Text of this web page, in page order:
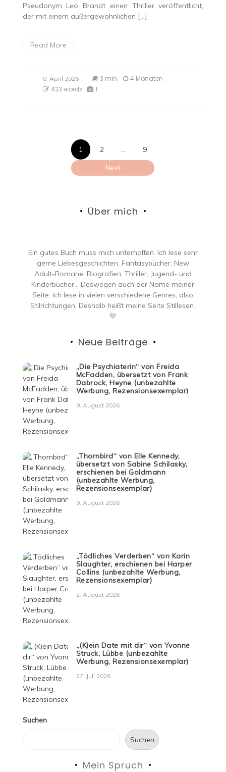
Pseudonym Leo Brandt einen Thriller veröffentlicht,
der mit einem außergewöhnlichen […]
Read More
8. April 2026 3 min
4 Monaten
423 words
1
der
1 2 …
9
Next
Über mich
Ein gutes Buch muss mich unterhalten. Ich lese sehr
gerne Liebesgeschichten, Fantasybücher, New
Adult-Romane, Biografien, Thriller, Jugend- und
Kinderbücher… Deswegen auch der Name meiner
Seite: ich lese in vielen verschiedene Genres, also
Stilrichtungen. Deshalb heißt meine Seite Stillesen.
💛
Neue Beiträge
„Die Psychiaterin“ von Freida
McFadden, übersetzt von Frank
Dabrock, Heyne (unbezahlte
Werbung, Rezensionsexemplar)
9. August 2026
„Thornbird“ von Elle Kennedy,
übersetzt von Sabine Schilasky,
erschienen bei Goldmann
(unbezahlte Werbung,
Rezensionsexemplar)
9. August 2026
„Tödliches Verderben“ von Karin
Slaughter, erschienen bei Harper
Collins (unbezahlte Werbung,
Rezensionsexemplar)
2. August 2026
„(K)ein Date mit dir“ von Yvonne
Struck, Lübbe (unbezahlte
Werbung, Rezensionsexemplar)
27. Juli 2026
Suchen
Suchen
Mein Spruch